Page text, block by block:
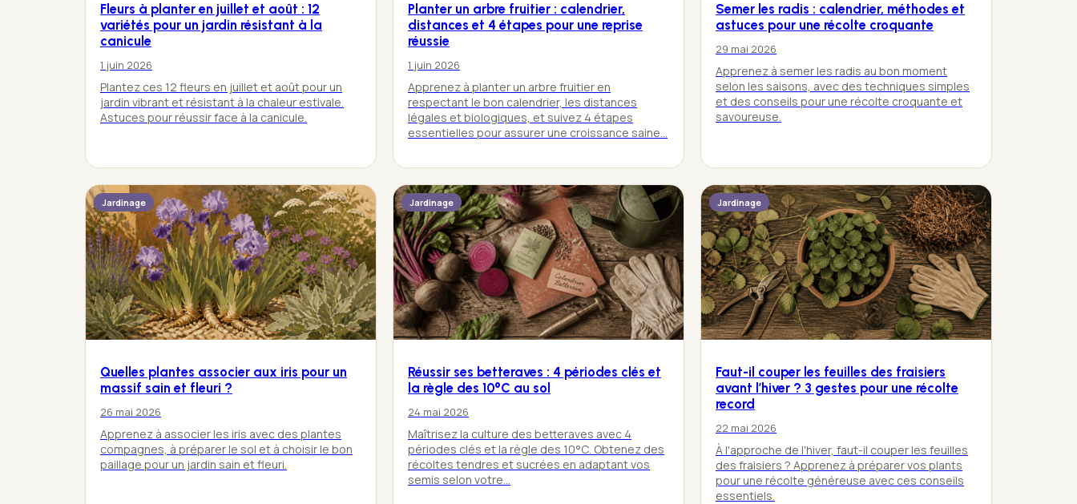
Fleurs à planter en juillet et août : 12
variétés pour un jardin résistant à la
canicule
1 juin 2026
Plantez ces 12 fleurs en juillet et août pour un
jardin vibrant et résistant à la chaleur estivale.
Astuces pour réussir face à la canicule.
Planter un arbre fruitier : calendrier,
distances et 4 étapes pour une reprise
réussie
1 juin 2026
Apprenez à planter un arbre fruitier en
respectant le bon calendrier, les distances
légales et biologiques, et suivez 4 étapes
essentielles pour assurer une croissance saine…
Semer les radis : calendrier, méthodes et
astuces pour une récolte croquante
29 mai 2026
Apprenez à semer les radis au bon moment
selon les saisons, avec des techniques simples
et des conseils pour une récolte croquante et
savoureuse.
Jardinage
Quelles plantes associer aux iris pour un
massif sain et fleuri ?
26 mai 2026
Apprenez à associer les iris avec des plantes
compagnes, à préparer le sol et à choisir le bon
paillage pour un jardin sain et fleuri.
Jardinage
Réussir ses betteraves : 4 périodes clés et
la règle des 10°C au sol
24 mai 2026
Maîtrisez la culture des betteraves avec 4
périodes clés et la règle des 10°C. Obtenez des
récoltes tendres et sucrées en adaptant vos
semis selon votre…
Jardinage
Faut-il couper les feuilles des fraisiers
avant l’hiver ? 3 gestes pour une récolte
record
22 mai 2026
À l'approche de l'hiver, faut-il couper les feuilles
des fraisiers ? Apprenez à préparer vos plants
pour une récolte généreuse avec ces conseils
essentiels.